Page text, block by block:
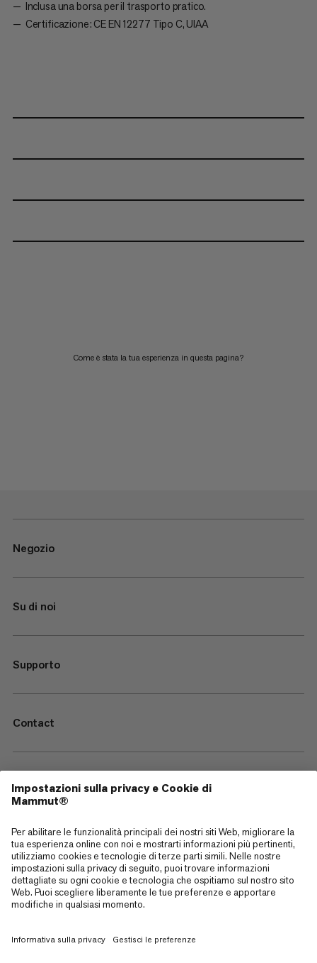
Inclusa una borsa per il trasporto pratico.
Certificazione: CE EN 12277 Tipo C, UIAA
Come è stata la tua esperienza in questa pagina?
Negozio
Su di noi
Supporto
Contact
—
Sitemap
Cookies
Note legali